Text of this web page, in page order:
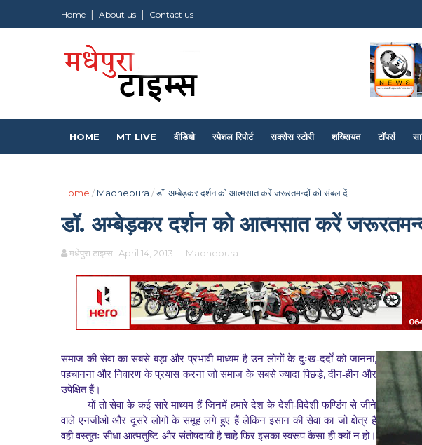
Home About us Contact us
HOME MT LIVE वीडियो स्पेशल रिपोर्ट सक्सेस स्टोरी शख्सियत टॉपर्स
Home / Madhepura /डॉ. अम्बेड़कर दर्शन को आत्मसात करें जरूरतमन्दों को संबल दें
डॉ. अम्बेड़कर दर्शन को आत्मसात करें
मधेपुरा टाइम्स April 14, 2013 - Madhepura
समाज की सेवा का सबसे बड़ा और प्रभावी माध्यम है उन लोगों के दुःख-दर्दोंको जानना,
पहचानना और निवारण के प्रयास करना जो समाज के सबसे ज्यादापिछड़े,दीन-हीन और
उपेक्षित हैं।
यों तो सेवा के कई सारे माध्यम हैं जिनमें हमारे देश के देशी-विदेशीफण्डिंग से जीने
वाले एनजीओ और दूसरे लोगों के समूह लगे हुए हैं लेकिनइंसान की सेवा का जो क्षेत्र है
वही वस्तुतः सीधा आत्मतुष्टि औरसंतोषदायी है चाहे फिर इसका स्वरूप कैसा ही क्यों न हो।